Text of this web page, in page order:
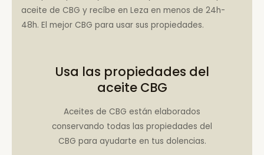
aceite de CBG y recíbe en Leza en menos de 24h-
48h. El mejor CBG para usar sus propiedades.
Usa las propiedades del
aceite CBG
Aceites de CBG están elaborados
conservando todas las propiedades del
CBG para ayudarte en tus dolencias.